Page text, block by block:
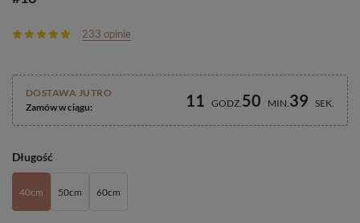
233 opinie
Długość
40cm 50cm 60cm
DOSTAWA JUTRO
Zamów w ciągu:
11 GODZ50 MIN39 SEK